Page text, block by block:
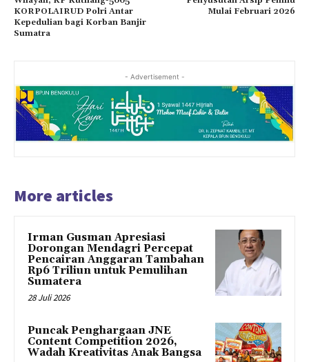
KORPOLAIRUD Polri Antar
Kepedulian bagi Korban Banjir
Sumatra
Mulai Februari 2026
- Advertisement -
More articles
Irman Gusman Apresiasi
Dorongan Mendagri Percepat
Pencairan Anggaran Tambahan
Rp6 Triliun untuk Pemulihan
Sumatera
28 Juli 2026
Puncak Penghargaan JNE
Content Competition 2026,
Wadah Kreativitas Anak Bangsa